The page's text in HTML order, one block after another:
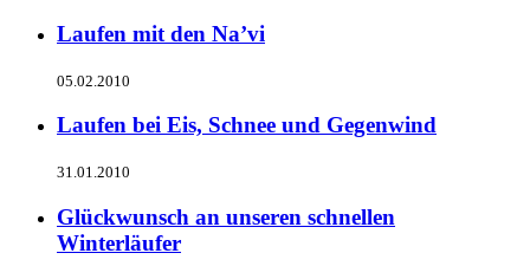
Laufen mit den Na’vi
05.02.2010
Laufen bei Eis, Schnee und Gegenwind
31.01.2010
Glückwunsch an unseren schnellen
Winterläufer